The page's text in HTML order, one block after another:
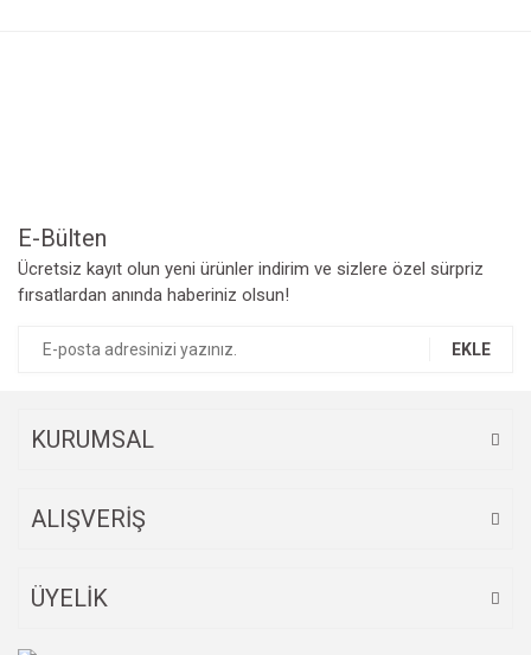
E-Bülten
Ücretsiz kayıt olun yeni ürünler indirim ve sizlere özel sürpriz
fırsatlardan anında haberiniz olsun!
EKLE
KURUMSAL
ALIŞVERİŞ
ÜYELİK